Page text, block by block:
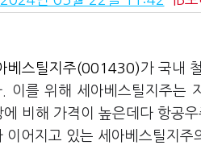
베스틸지주(001430)가 국내
이를 위해 세아베스틸지주는
비해 가격이 높은데다 항공
어지고 있는 세아베스틸지주